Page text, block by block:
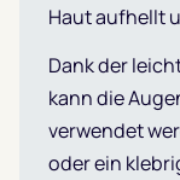
Haut aufhellt
Dank der
kann die
verwendet
oder ein